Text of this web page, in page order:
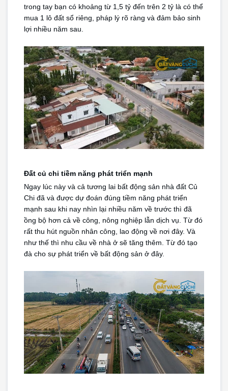
Trang chủ
Giới Thiệu
trong tay bạn có khoảng từ 1,5 tỷ đến trên 2 tỷ là có thể
mua 1 lô đất sổ riêng, pháp lý rõ ràng và đảm bảo sinh
lợi nhiều năm sau.
Đất củ chi tiềm năng phát triển mạnh
Ngay lúc này và cả tương lai bất động sản nhà đất Củ
Chi đã và được dự đoán đúng tiềm năng phát triển
mạnh sau khi nay nhìn lại nhiều năm về trước thì đã
ồng bộ hơn cả về công, nông nghiệp lẫn dịch vụ. Từ đó
rất thu hút nguồn nhân công, lao động về nơi đây. Và
như thế thì nhu cầu về nhà ở sẽ tăng thêm. Từ đó tạo
đà cho sự phát triển về bất động sản ở đây.